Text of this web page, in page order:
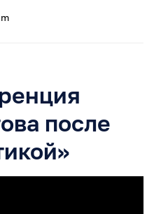
после